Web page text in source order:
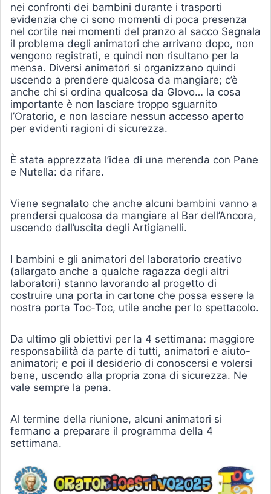
nei confronti dei bambini durante i trasporti
evidenzia che ci sono momenti di poca presenza
nel cortile nei momenti del pranzo al sacco Segnala
il problema degli animatori che arrivano dopo, non
vengono registrati, e quindi non risultano per la
mensa. Diversi animatori si organizzano quindi
uscendo a prendere qualcosa da mangiare; c’è
anche chi si ordina qualcosa da Glovo… la cosa
importante è non lasciare troppo sguarnito
l’Oratorio, e non lasciare nessun accesso aperto
per evidenti ragioni di sicurezza.
È stata apprezzata l’idea di una merenda con Pane
e Nutella: da rifare.
Viene segnalato che anche alcuni bambini vanno a
prendersi qualcosa da mangiare al Bar dell’Ancora,
uscendo dall’uscita degli Artigianelli.
I bambini e gli animatori del laboratorio creativo
(allargato anche a qualche ragazza degli altri
laboratori) stanno lavorando al progetto di
costruire una porta in cartone che possa essere la
nostra porta Toc-Toc, utile anche per lo spettacolo.
Da ultimo gli obiettivi per la 4 settimana: maggiore
responsabilità da parte di tutti, animatori e aiuto-
animatori; e poi il desiderio di conoscersi e volersi
bene, uscendo alla propria zona di sicurezza. Ne
vale sempre la pena.
Al termine della riunione, alcuni animatori si
fermano a preparare il programma della 4
settimana.